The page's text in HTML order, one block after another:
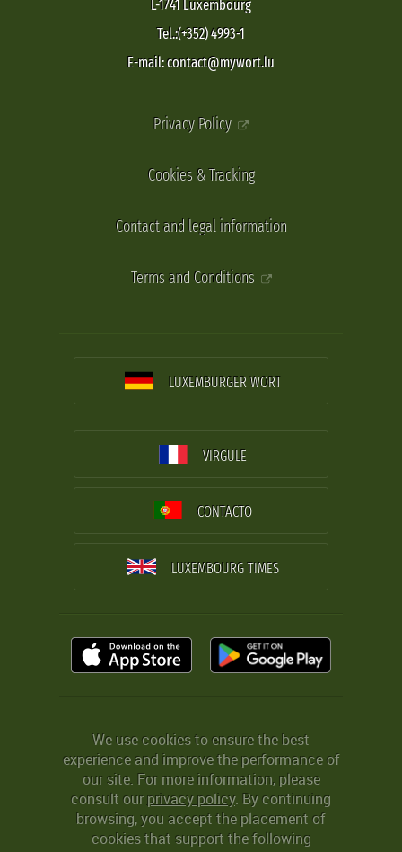
L-1741 Luxembourg
Tel.:(+352) 4993-1
E-mail: contact@mywort.lu
Privacy Policy
Cookies & Tracking
Contact and legal information
Terms and Conditions
LUXEMBURGER WORT
VIRGULE
CONTACTO
LUXEMBOURG TIMES
We use cookies to ensure the best
experience and improve the performance of
our site. For more information, please
consult ourprivacy policy. By continuing
browsing, you accept the placement of
cookies that support the following